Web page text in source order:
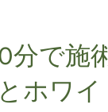
分で施
ホワ